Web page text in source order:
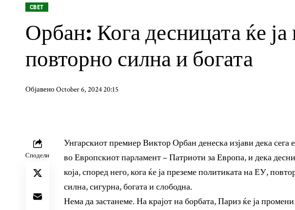
СВЕТ
Орбан: Кога десницата ќе
повторно силна и богата
Објавено October 6, 2024 20:15
Сподели
Унгарскиот премиер Виктор Орбан денеска изјави дека сега
во Европскиот парламент – Патриоти за Европа, и дека
која, според него, кога ќе ја преземе политиката на ЕУ,
силна, сигурна, богата и слободна.
Нема да застанеме. На крајот на борбата, Париз ќе ја